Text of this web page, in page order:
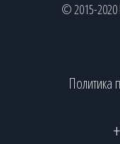
© 2015-2020
Политика